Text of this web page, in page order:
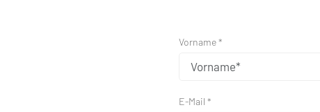
Vorname *
E-Mail *